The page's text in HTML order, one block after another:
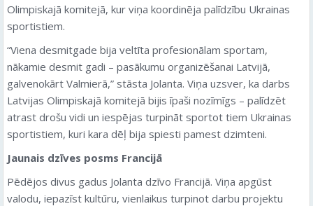
Olimpiskajā komitejā, kur viņa koordinēja palīdzību Ukrainas
sportistiem.
“Viena desmitgade bija veltīta profesionālam sportam,
nākamie desmit gadi – pasākumu organizēšanai Latvijā,
galvenokārt Valmierā,” stāsta Jolanta. Viņa uzsver, ka darbs
Latvijas Olimpiskajā komitejā bijis īpaši nozīmīgs – palīdzēt
atrast drošu vidi un iespējas turpināt sportot tiem Ukrainas
sportistiem, kuri kara dēļ bija spiesti pamest dzimteni.
Jaunais dzīves posms Francijā
Pēdējos divus gadus Jolanta dzīvo Francijā. Viņa apgūst
valodu, iepazīst kultūru, vienlaikus turpinot darbu projektu